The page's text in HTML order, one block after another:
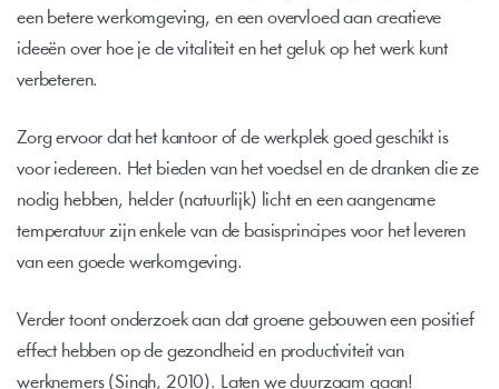
een betere werkomgeving, en een overvloed aan creatieve
ideeën over hoe je de vitaliteit en het geluk op het werk kunt
verbeteren.
Zorg ervoor dat het kantoor of de werkplek goed geschikt is
voor iedereen. Het bieden van het voedsel en de dranken die ze
nodig hebben, helder (natuurlijk) licht en een aangename
temperatuur zijn enkele van de basisprincipes voor het leveren
van een goede werkomgeving.
Verder toont onderzoek aan dat groene gebouwen een positief
effect hebben op de gezondheid en productiviteit van
werknemers (Singh, 2010). Laten we duurzaam gaan!